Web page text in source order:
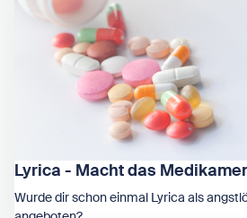
Lyrica - Macht das
Wurde dir schon einmal Lyrica als